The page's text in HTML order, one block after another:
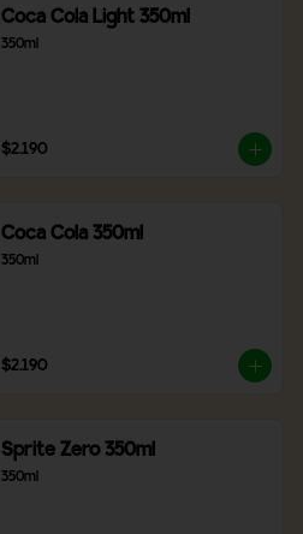
Coca Cola Light 350ml
350ml
$2.190
Coca Cola 350ml
350ml
$2.190
Sprite Zero 350ml
350ml